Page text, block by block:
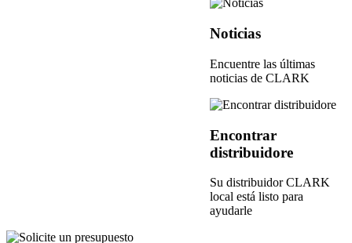
Noticias
Encuentre las últimas
noticias de CLARK
Encontrar
distribuidore
Su distribuidor CLARK
local está listo para
ayudarle